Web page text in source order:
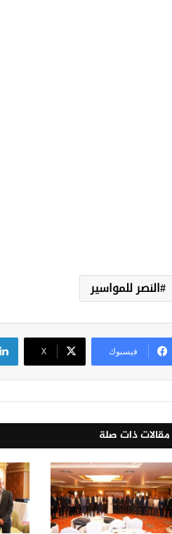
النصر للمواسير
فيسبوك ‫X
مقالات ذات صلة